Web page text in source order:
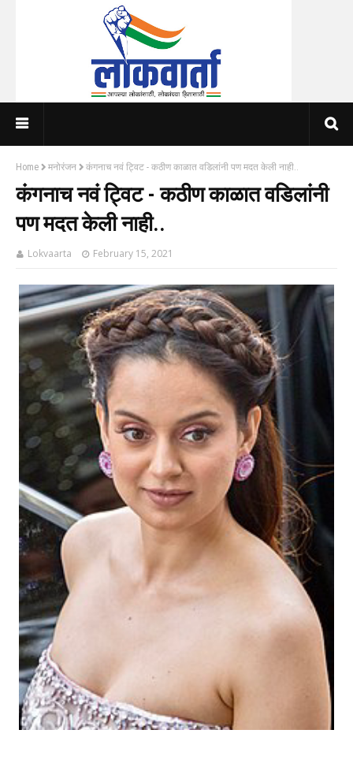
Home मनोरंजन कंगनाच नवं ट्विट - कठीण काळात वडिलांनी पण मदत केली नाही..
कंगनाच नवं ट्विट - कठीण काळात वडिलांनी
पण मदत केली नाही..
Lokvaarta February 15, 2021